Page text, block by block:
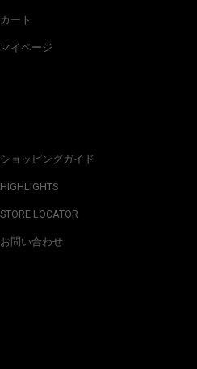
カート
マイページ
ショッピングガイド
HIGHLIGHTS
STORE LOCATOR
お問い合わせ